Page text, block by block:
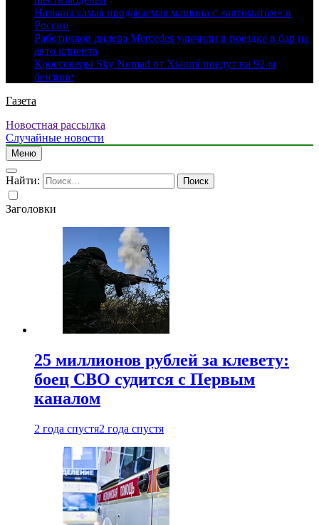
Названа самая продаваемая машина с «автоматом» в
России
Работников дилера Mercedes уличили в поездке в бар на
авто клиента
Кроссоверы Sky Nomad от Xiaomi поедут на 92-м
бензине
Газета
Новостная рассылка
Случайные новости
Меню
Найти:
Заголовки
25 миллионов рублей за клевету:
боец СВО судится с Первым
каналом
2 года спустя2 года спустя